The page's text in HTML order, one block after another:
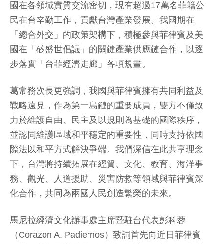
國在各領域實質交流密切，現有超過17萬名菲籍公
民在台辛勤工作，貢獻台灣產業發展。我國期在
「總合外交」的政策架構下，積極參與菲律賓及美
國在「矽盛世倡議」的關鍵產業供應鏈合作，以逐
步落實「台菲經濟走廊」各項規畫。
葛常務次長更強調，我國與菲律賓擁有共同利益及
戰略遠見，作為第一島鏈的重要成員，雙方不僅致
力於維護自由、民主及以規則為基礎的國際秩序，
並認同維護區域和平穩定的重要性，同時支持依國
際法以和平方式解決爭端。我們深信在此共享理念
下，台灣將持續拓展在經貿、文化、教育、海洋事
務、觀光、人道援助、災害防救等領域與菲律賓深
化合作，共同為兩國人民創造繁榮的未來。
馬尼拉經濟文化辦事處主席暨駐台代表彭科蓉
（Corazon A. Padiernos）致詞首先向近日菲律賓